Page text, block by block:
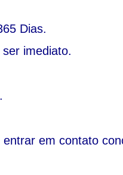
Dias.
imediato.
em contato